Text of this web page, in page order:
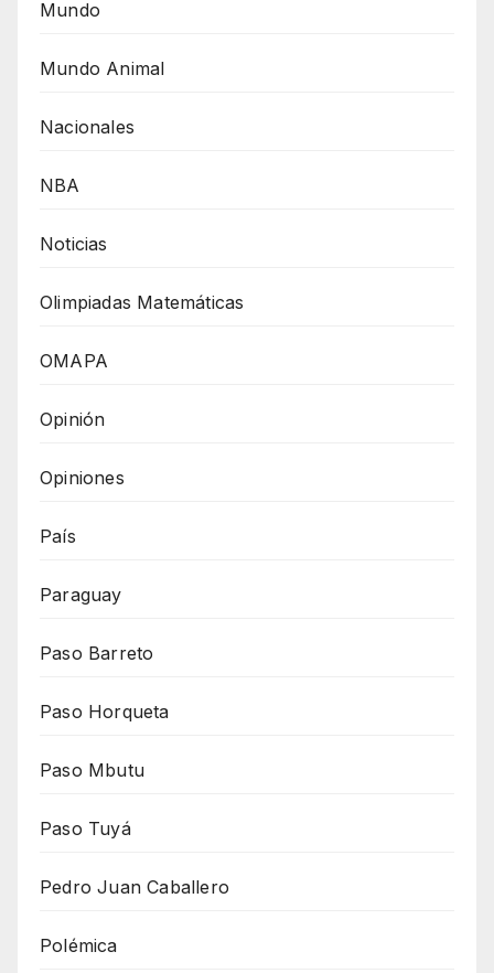
Mundo
Mundo Animal
Nacionales
NBA
Noticias
Olimpiadas Matemáticas
OMAPA
Opinión
Opiniones
País
Paraguay
Paso Barreto
Paso Horqueta
Paso Mbutu
Paso Tuyá
Pedro Juan Caballero
Polémica